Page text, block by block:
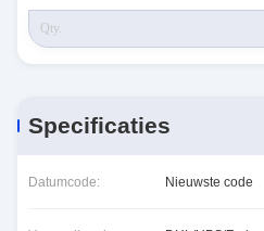
Specificaties
Datumcode: Nieuwste code